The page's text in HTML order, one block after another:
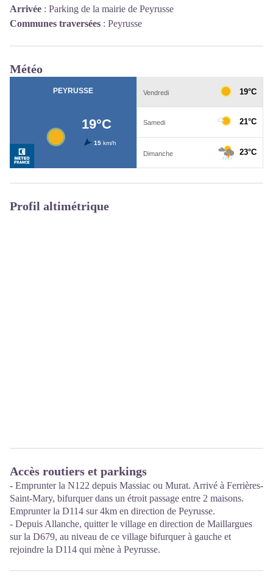
Arrivée : Parking de la mairie de Peyrusse
Communes traversées : Peyrusse
Météo
Profil altimétrique
Accès routiers et parkings
- Emprunter la N122 depuis Massiac ou Murat. Arrivé à Ferrières-
Saint-Mary, bifurquer dans un étroit passage entre 2 maisons.
Emprunter la D114 sur 4km en direction de Peyrusse.
- Depuis Allanche, quitter le village en direction de Maillargues
sur la D679, au niveau de ce village bifurquer à gauche et
rejoindre la D114 qui mène à Peyrusse.